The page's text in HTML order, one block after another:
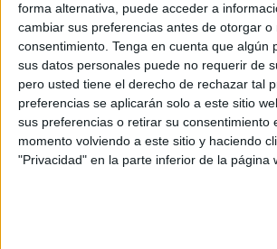
forma alternativa, puede acceder a
cambiar sus preferencias antes de otorgar o
consentimiento. Tenga en cuenta que algún
sus datos personales puede no requerir de
pero usted tiene el derecho de rechazar tal
preferencias se aplicarán solo a este sitio
sus preferencias o retirar su consentimiento
momento volviendo a este sitio y haciendo
"Privacidad" en la parte inferior de la página